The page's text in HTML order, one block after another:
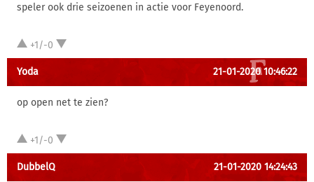
speler ook drie seizoenen in actie voor Feyenoord.
+1/-0
Yoda 21-01-2020 10:46:22
op open net te zien?
+1/-0
DubbelQ 21-01-2020 14:24:43